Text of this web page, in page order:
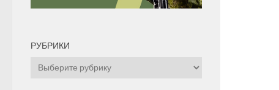
РУБРИКИ
Рубрики